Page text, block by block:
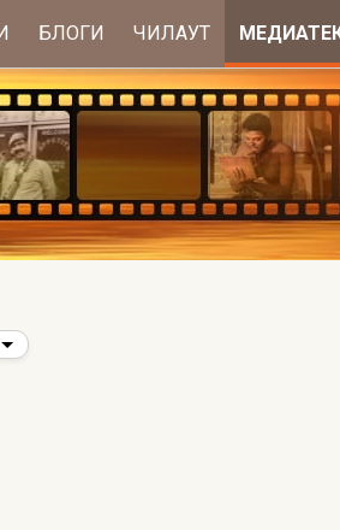
БЛОГИ ЧИЛАУТ